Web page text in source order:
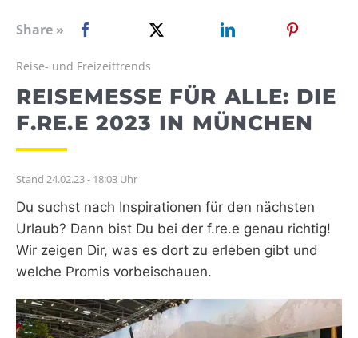
WEBRADIO
Share »
Reise- und Freizeittrends
REISEMESSE FÜR ALLE: DIE
F.RE.E 2023 IN MÜNCHEN
Stand 24.02.23 - 18:03 Uhr
Du suchst nach Inspirationen für den nächsten
Urlaub? Dann bist Du bei der f.re.e genau richtig!
Wir zeigen Dir, was es dort zu erleben gibt und
welche Promis vorbeischauen.